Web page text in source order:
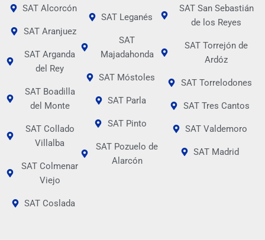
SAT Alcorcón
SAT Aranjuez
SAT Arganda
del Rey
SAT Boadilla
del Monte
SAT Collado
Villalba
SAT Colmenar
Viejo
SAT Coslada
SAT Leganés
SAT
Majadahonda
SAT Móstoles
SAT Parla
SAT Pinto
SAT Pozuelo de
Alarcón
SAT San Sebastián
de los Reyes
SAT Torrejón de
Ardóz
SAT Torrelodones
SAT Tres Cantos
SAT Valdemoro
SAT Madrid